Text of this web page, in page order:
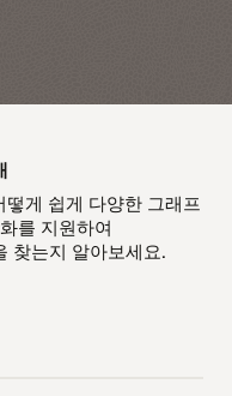
게 쉽게 다양한 그래프
를 지원하여
찾는지 알아보세요.